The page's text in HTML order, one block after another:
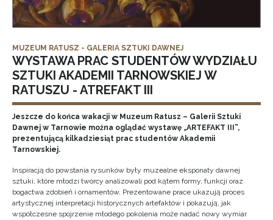
MUZEUM RATUSZ - GALERIA SZTUKI DAWNEJ
WYSTAWA PRAC STUDENTÓW WYDZIAŁU
SZTUKI AKADEMII TARNOWSKIEJ W
RATUSZU - ATREFAKT III
Jeszcze do końca wakacji w Muzeum Ratusz – Galerii Sztuki
Dawnej w Tarnowie można oglądać wystawę „ARTEFAKT III”,
prezentującą kilkadziesiąt prac studentów Akademii
Tarnowskiej.
Inspiracją do powstania rysunków były muzealne eksponaty dawnej
sztuki, które młodzi twórcy analizowali pod kątem formy, funkcji oraz
bogactwa zdobień i ornamentów. Prezentowane prace ukazują proces
artystycznej interpretacji historycznych artefaktów i pokazują, jak
współczesne spojrzenie młodego pokolenia może nadać nowy wymiar